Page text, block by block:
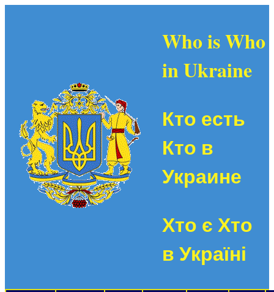
Who is Who
in Ukraine
Кто есть
Кто в
Украине
Хто є Хто
в Україні